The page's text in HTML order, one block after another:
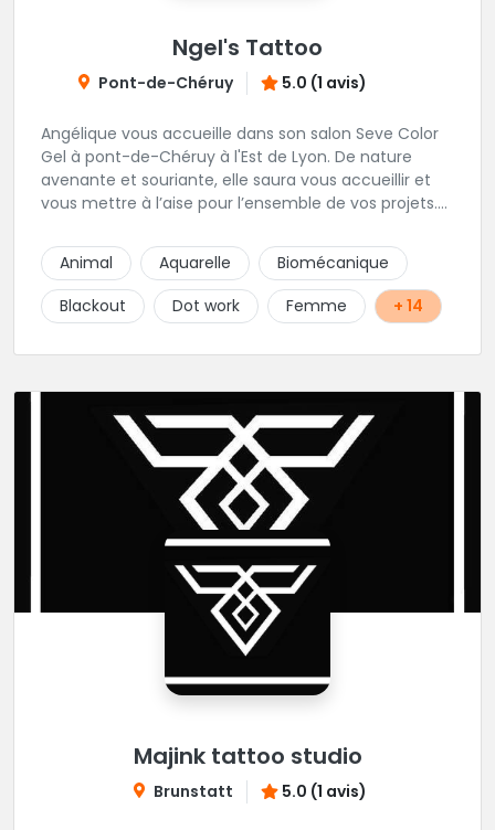
Ngel's Tattoo
Pont-de-Chéruy 5.0 (1 avis)
Angélique vous accueille dans son salon Seve Color
Gel à pont-de-Chéruy à l'Est de Lyon. De nature
avenante et souriante, elle saura vous accueillir et
vous mettre à l’aise pour l’ensemble de vos projets.
tatouages allant des calligraphies, motifs floraux au
réalisme.
Animal Aquarelle
Biomécanique
Blackout
Dot work Femme + 14
Majink tattoo studio
Brunstatt 5.0 (1 avis)